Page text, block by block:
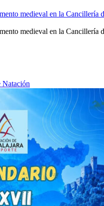
medieval en la Cancillería
medieval en la Cancillería